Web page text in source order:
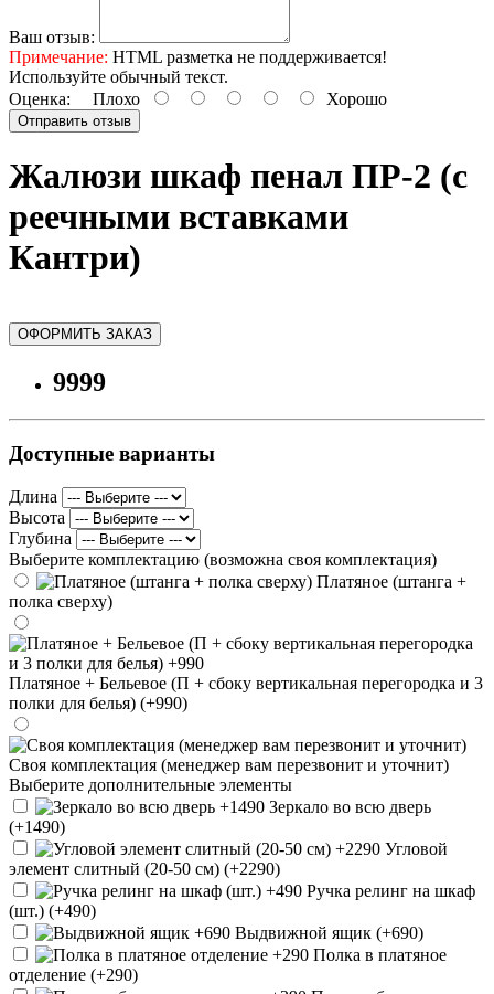
Ваш отзыв:
Примечание: HTML разметка не поддерживается!
Используйте обычный текст.
Оценка: Плохо Хорошо
Отправить отзыв
Жалюзи шкаф пенал ПР-2 (с
реечными вставками
Кантри)
ОФОРМИТЬ ЗАКАЗ
9999
Доступные варианты
Длина
Высота
Глубина
Выберите комплектацию (возможна своя комплектация)
Платяное (штанга +
полка сверху)
Платяное + Бельевое (П + сбоку вертикальная перегородка и 3
полки для белья) (+990)
Своя комплектация (менеджер вам перезвонит и уточнит)
Выберите дополнительные элементы
Зеркало во всю дверь
(+1490)
Угловой
элемент слитный (20-50 см) (+2290)
Ручка релинг на шкаф
(шт.) (+490)
Выдвижной ящик (+690)
Полка в платяное
отделение (+290)